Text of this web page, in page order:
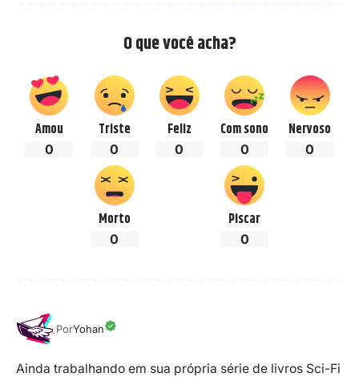
O que você acha?
Amou
0
Triste
0
Feliz
0
Com sono
0
Nervoso
0
Morto
0
Piscar
0
PorYohan
Ainda trabalhando em sua própria série de livros Sci-Fi